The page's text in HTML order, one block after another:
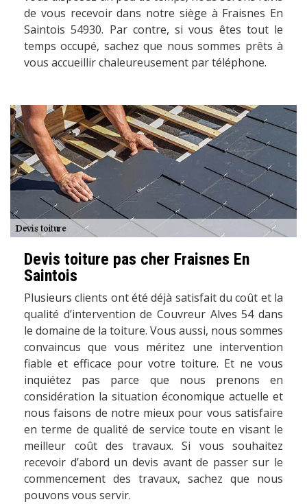
de vous recevoir dans notre siège à Fraisnes En
Saintois 54930. Par contre, si vous êtes tout le
temps occupé, sachez que nous sommes prêts à
vous accueillir chaleureusement par téléphone.
Devis toiture pas cher Fraisnes En
Saintois
Plusieurs clients ont été déjà satisfait du coût et la
qualité d’intervention de Couvreur Alves 54 dans
le domaine de la toiture. Vous aussi, nous sommes
convaincus que vous méritez une intervention
fiable et efficace pour votre toiture. Et ne vous
inquiétez pas parce que nous prenons en
considération la situation économique actuelle et
nous faisons de notre mieux pour vous satisfaire
en terme de qualité de service toute en visant le
meilleur coût des travaux. Si vous souhaitez
recevoir d’abord un devis avant de passer sur le
commencement des travaux, sachez que nous
pouvons vous servir.